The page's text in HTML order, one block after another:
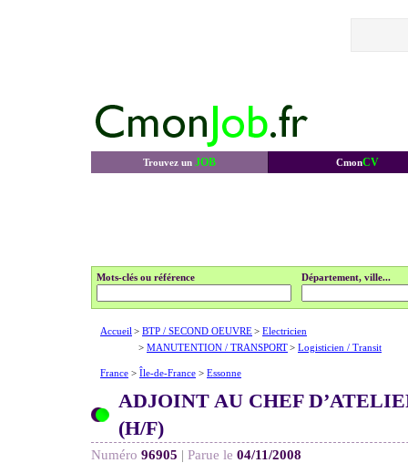
Trouvez un JOB CmonCV
Mots-clés ou référence Département, ville...
Accueil > BTP / SECOND OEUVRE> Electricien
> MANUTENTION / TRANSPORT> Logisticien / Transit
France > Île-de-France > Essonne
ADJOINT AU CHEF
(H/F)
Numéro 96905 | Parue le 04/11/2008